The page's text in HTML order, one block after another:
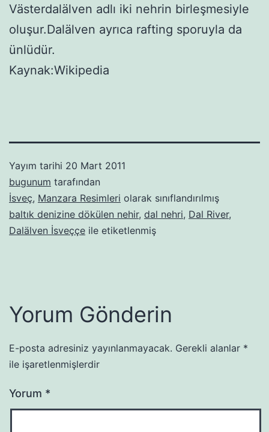
Västerdalälven adlı iki nehrin birleşmesiyle
oluşur.Dalälven ayrıca rafting sporuyla da
ünlüdür.
Kaynak:Wikipedia
Yayım tarihi 20 Mart 2011
bugunum tarafından
İsveç, Manzara Resimleri olarak sınıflandırılmış
baltık denizine dökülen nehir, dal nehri, Dal River,
Dalälven İsveççe ile etiketlenmiş
Yorum Gönderin
E-posta adresiniz yayınlanmayacak. Gerekli alanlar *
ile işaretlenmişlerdir
Yorum *